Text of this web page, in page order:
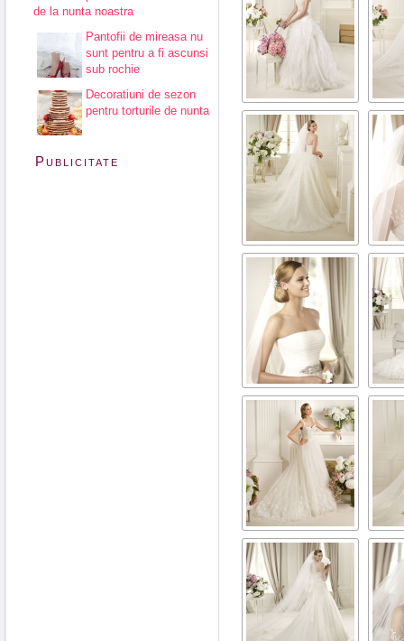
de la nunta noastra
Pantofii de mireasa nu
sunt pentru a fi ascunsi
sub rochie
Decoratiuni de sezon
pentru torturile de nunta
Publicitate